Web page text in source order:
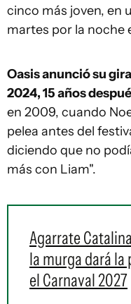
cinco más joven, en
martes por la noche
Oasis anunció su
2024, 15 años
en 2009, cuando
pelea antes del
diciendo que no
más con Liam".
Agarrate
la murga dará la
el Carnaval 2027